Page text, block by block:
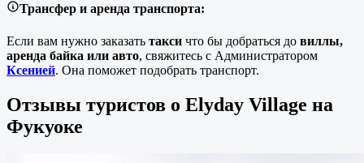
Трансфер и аренда транспорта:
Если вам нужно заказать такси что бы добраться до виллы,
аренда байка или авто, свяжитесь с Администратором
Ксенией. Она поможет подобрать транспорт.
Отзывы туристов о Elyday Village на
Фукуоке